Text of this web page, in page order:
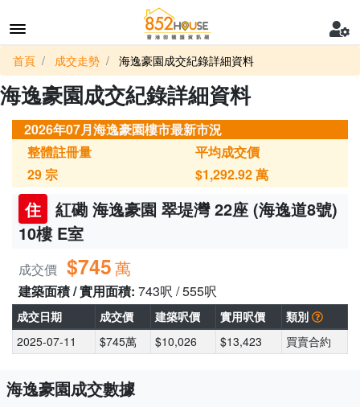
首頁 成交走勢 海逸豪園成交紀錄詳細資料
海逸豪園成交紀錄詳細資料
2026年07月海逸豪園樓市最新市況
整體註冊量
29宗
平均成交價
$1,292.92萬
住
紅磡 海逸豪園 翠堤灣 22座 (海逸道8號)
10樓 E室
成交價 $745萬
建築面積 / 實用面積: 743呎 / 555呎
成交日期 成交價 建築呎價 實用呎價
類別
2025-07-11
$745萬 $10,026 $13,423 買賣合約
海逸豪園成交數據